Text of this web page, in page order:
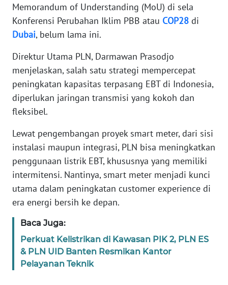
Memorandum of Understanding (MoU) di sela
Konferensi Perubahan Iklim PBB atau COP28 di
Dubai, belum lama ini.
Direktur Utama PLN, Darmawan Prasodjo
menjelaskan, salah satu strategi mempercepat
peningkatan kapasitas terpasang EBT di Indonesia,
diperlukan jaringan transmisi yang kokoh dan
fleksibel.
Lewat pengembangan proyek smart meter, dari sisi
instalasi maupun integrasi, PLN bisa meningkatkan
penggunaan listrik EBT, khususnya yang memiliki
intermitensi. Nantinya, smart meter menjadi kunci
utama dalam peningkatan customer experience di
era energi bersih ke depan.
Baca Juga:
Perkuat Kelistrikan di Kawasan PIK 2, PLN ES
& PLN UID Banten Resmikan Kantor
Pelayanan Teknik
WN
JABAR
BANTEN
WN
KEPRI
WN
PAPUA
PAPUA
BARAT
WN
RIAU